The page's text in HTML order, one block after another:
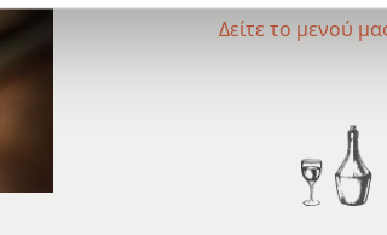
Δείτε το μενού